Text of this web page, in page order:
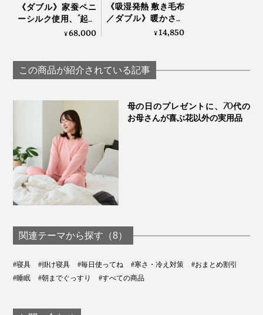
しにくい
汚れたり、汗をかいたら、布団をそのままネットに入れ
汗っかきの人や、小さいお子さん、羽毛臭（動物臭）や
ホコリ、ダニアレルギーが気になる人も使いやすい掛布
《ダブル》家蚕ペニ
ーシルク使用、“起毛
の匠”が磨き上げる、
¥68,000
《吸湿発熱 敷き毛布
／ダブル》暖かさは
もう当たり前、軽さ
NIDO notteⅢ
¥14,850
この商品が紹介されている記事
母の日のプレゼントに、70代の
お母さんが喜ぶ花以外の実用品
関連テーマから探す（8）
#寝具 #掛け寝具 #毎日使ってね #寒さ・冷え対策
#おまとめ割引
#睡眠
#朝までぐっすり #すべての商品